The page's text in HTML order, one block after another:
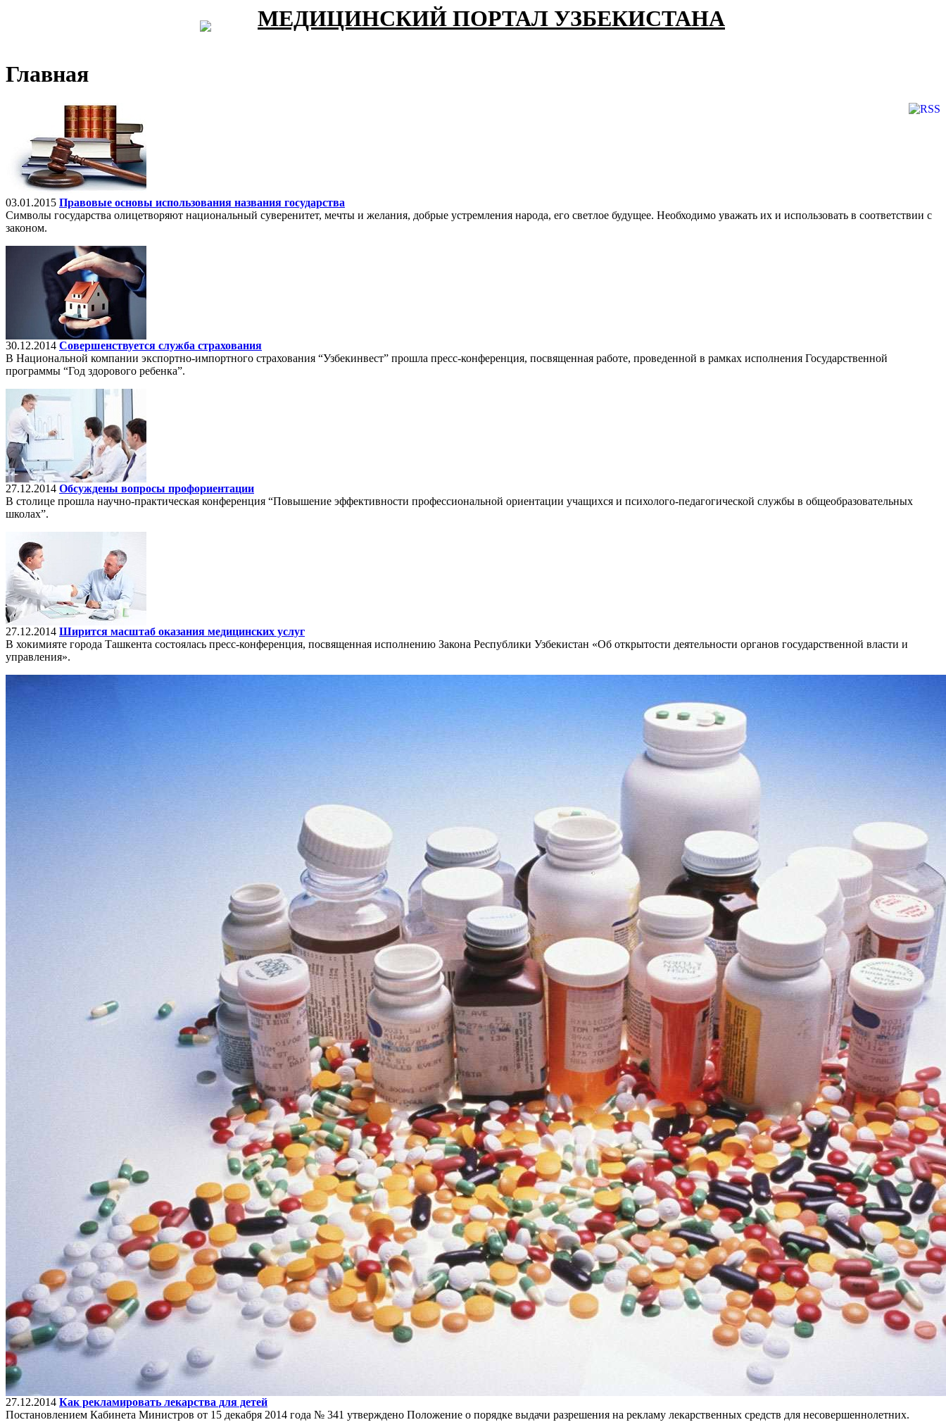
МЕДИЦИНСКИЙ ПОРТАЛ УЗБЕКИСТАНА
Главная
03.01.2015 Правовые основы использования названия государства
Символы государства олицетворяют национальный суверенитет, мечты и желания, добрые устремления народа, его светлое будущее. Необходимо уважать их и использовать в соответствии с
законом.
30.12.2014 Совершенствуется служба страхования
В Национальной компании экспортно-импортного страхования “Узбекинвест” прошла пресс-конференция, посвященная работе, проведенной в рамках исполнения Государственной
программы “Год здорового ребенка”.
27.12.2014 Обсуждены вопросы профориентации
В столице прошла научно-практическая конференция “Повышение эффективности профессиональной ориентации учащихся и психолого-педагогической службы в общеобразовательных
школах”.
27.12.2014 Ширится масштаб оказания медицинских услуг
В хокимияте города Ташкента состоялась пресс-конференция, посвященная исполнению Закона Республики Узбекистан «Об открытости деятельности органов государственной власти и
управления».
27.12.2014 Как рекламировать лекарства для детей
Постановлением Кабинета Министров от 15 декабря 2014 года № 341 утверждено Положение о порядке выдачи разрешения на рекламу лекарственных средств для несовершеннолетних.